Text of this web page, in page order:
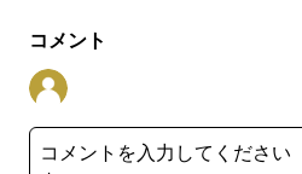
コメント